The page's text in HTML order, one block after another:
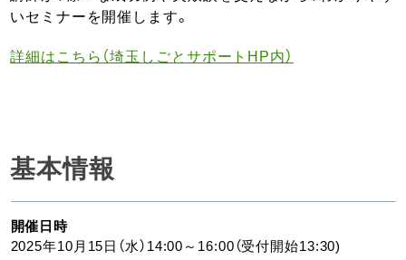
いセミナーを開催します。
詳細はこちら（埼玉しごとサポートHP内）
基本情報
開催日時
2025年10月15日（水）14:00～16:00（受付開始13:30)